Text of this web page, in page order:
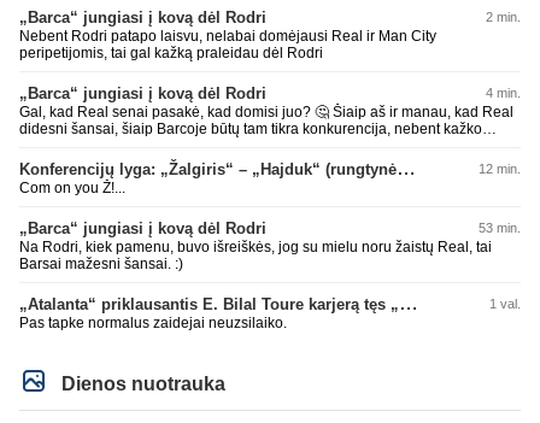
„Barca“ jungiasi į kovą dėl Rodri 2 min.
Nebent Rodri patapo laisvu, nelabai domėjausi Real ir Man City
peripetijomis, tai gal kažką praleidau dėl Rodri
„Barca“ jungiasi į kovą dėl Rodri 4 min.
Gal, kad Real senai pasakė, kad domisi juo? 🤔 Šiaip aš ir manau, kad Real
didesni šansai, šiaip Barcoje būtų tam tikra konkurencija, nebent kažko
beveik pusę rinktinės Barcos žaidėjų, realiai su kaip kuriai jau būtų
susižaides. O Real vėl bus prisipirks žvaigždžių ir sėdės be titulų. Nors
dabartiniai pirkimai ir atrodytų grėsmingi klausimas kaip komandoje
dėl kaip kurių žaidėjų gaila, kad pasirinko Real. Nes mano nuomone ten
kirmėlių irštva, o ne klubas. To pačio Mbappe jau gaila, Prancūzijos rinktinėj
buvo lyderis ar vienas tokių, o klube jau pasirodę buvo kalbų, kad kaltinamas
neinsu Real, tai čia ir klausimas. Nes Rodri gal nori į Real, bet klausimas ar
Man City su Real susitars.
Konferencijų lyga: „Žalgiris“ – „Hajduk“ (rungtynės tiesiogiai) 12 min.
Com on you Ž!...
„Barca“ jungiasi į kovą dėl Rodri 53 min.
Na Rodri, kiek pamenu, buvo išreiškės, jog su mielu noru žaistų Real, tai
Barsai mažesni šansai. :)
„Atalanta“ priklausantis E. Bilal Toure karjerą tęs „Parma“ gretose 1 val.
Pas tapke normalus zaidejai neuzsilaiko.
Dienos nuotrauka